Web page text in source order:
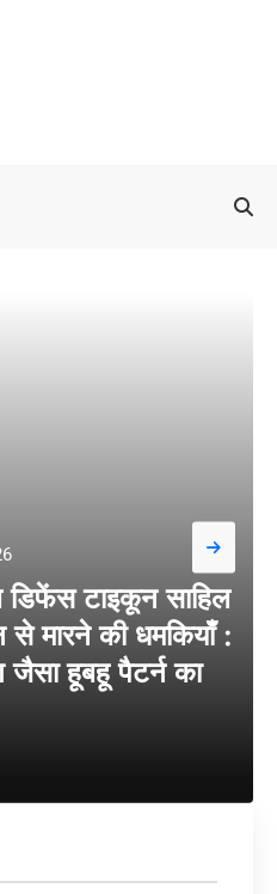
डिफेंस टाइकून साहिल
से मारने की धमकियाँ :
जैसा हूबहू पैटर्न का